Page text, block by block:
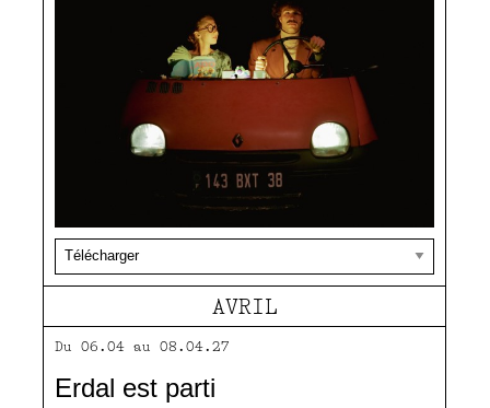
AVRIL
Du 06.04 au 08.04.27
Erdal est parti